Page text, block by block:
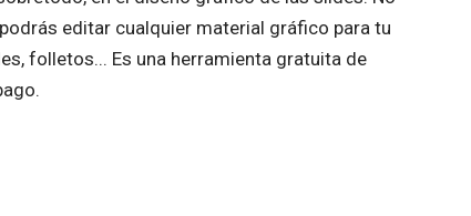
editar cualquier material gráfico para tu
folletos... Es una herramienta gratuita de